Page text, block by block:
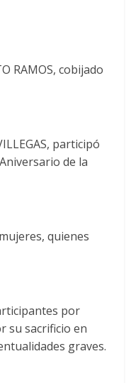
RAMOS, cobijado
participó
de la
quienes
por
su sacrificio en
graves.